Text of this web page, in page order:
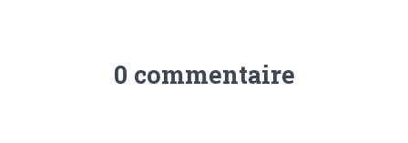
0 commentaire